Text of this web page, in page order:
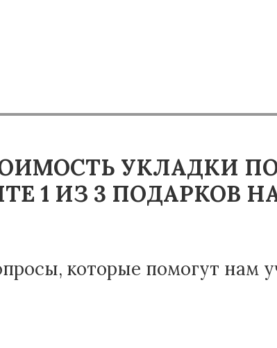
УКЛАДКИ
1 ИЗ 3 ПОДАРКОВ
которые помогут нам